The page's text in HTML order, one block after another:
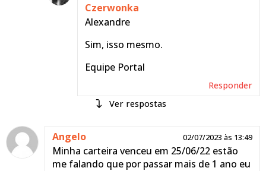
Czerwonka
Alexandre
Sim, isso mesmo.
Equipe Portal
Responder
respostas
JONATAN DE
OLIVEIRA
11/08/2023 às
16:20
Angelo 02/07/2023 às 13:49
Minha carteira venceu em 25/06/22 estão
me falando que por passar mais de 1 ano eu